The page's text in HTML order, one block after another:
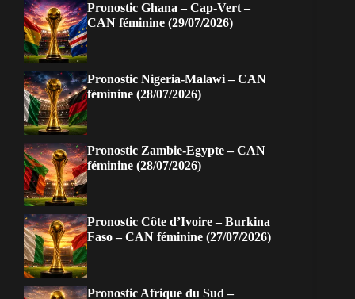
Pronostic Ghana – Cap-Vert –
CAN féminine (29/07/2026)
Pronostic Nigeria-Malawi – CAN
féminine (28/07/2026)
Pronostic Zambie-Egypte – CAN
féminine (28/07/2026)
Pronostic Côte d’Ivoire – Burkina
Faso – CAN féminine (27/07/2026)
Pronostic Afrique du Sud –